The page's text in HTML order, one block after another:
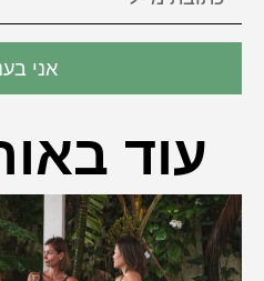
אני
עוד